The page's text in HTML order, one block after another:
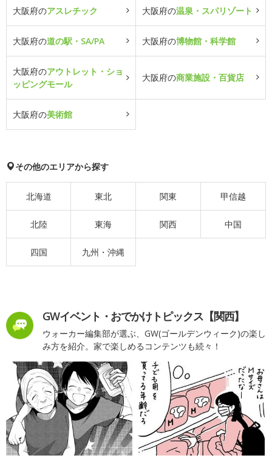
大阪府のアスレチック 大阪府の温泉・スパリゾート
大阪府の道の駅・SA/PA 大阪府の博物館・科学館
大阪府のアウトレット・ショ
ッピングモール
大阪府の商業施設・百貨店
大阪府の美術館
その他のエリアから探す
北海道 東北 関東 甲信越
北陸 東海 関西 中国
四国 九州・沖縄
GWイベント・おでかけトピックス【関西】
ウォーカー編集部が選ぶ、GW(ゴールデンウィーク)の楽し
み方を紹介。家で楽しめるコンテンツも続々！